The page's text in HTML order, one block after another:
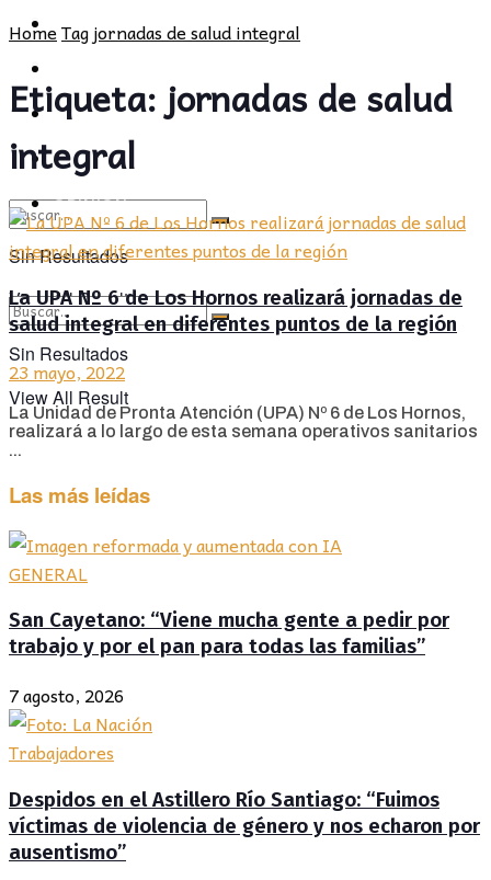
CULTURA
OPINIÓN
Sin Resultados
View All Result
PROVINCIA
SOCIEDAD
CULTURA
OPINIÓN
Sin Resultados
View All Result
HomeTagjornadas de salud integral
Etiqueta:jornadas de salud
integral
La UPA Nº 6 de Los Hornos realizará jornadas de
salud integral en diferentes puntos de la región
23 mayo, 2022
La Unidad de Pronta Atención (UPA) Nº 6 de Los Hornos,
realizará a lo largo de esta semana operativos sanitarios
...
Las más leídas
GENERAL
San Cayetano: “Viene mucha gente a pedir por
trabajo y por el pan para todas las familias”
7 agosto, 2026
Trabajadores
Despidos en el Astillero Río Santiago: “Fuimos
víctimas de violencia de género y nos echaron por
ausentismo”